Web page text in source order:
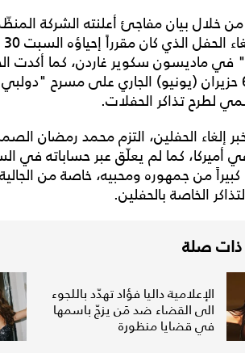
من خلال بيان مفاجئ أعلنته الشركة
ماديسون سكوير غاردن، كما أكدت
إقامته في 6 حزيران (يونيو) الجاري على مسرح
لطرح تذاكر الحفلات.
إلغاء الحفلين، التزم محمد رمضان
في أميركا، كما لم يعلّق عبر حساباته
كبيراً من جمهوره ومحبيه، خاصة من
الخاصة بالحفلين.
ذات صلة
الإعلامية داليا فؤاد تهدّد باللجوء
الى القضاء ضد مَن يزجّ باسمها
في قضايا منظورة